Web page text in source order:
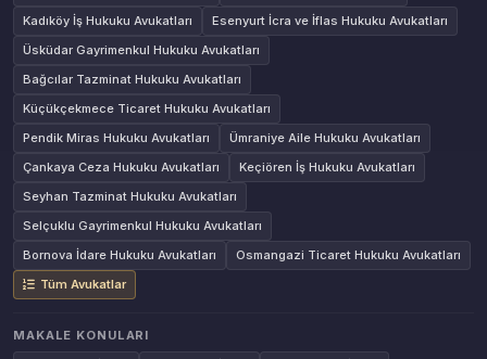
Kadıköy İş Hukuku Avukatları
Esenyurt İcra ve İflas Hukuku Avukatları
Üsküdar Gayrimenkul Hukuku Avukatları
Bağcılar Tazminat Hukuku Avukatları
Küçükçekmece Ticaret Hukuku Avukatları
Pendik Miras Hukuku Avukatları
Ümraniye Aile Hukuku Avukatları
Çankaya Ceza Hukuku Avukatları
Keçiören İş Hukuku Avukatları
Seyhan Tazminat Hukuku Avukatları
Selçuklu Gayrimenkul Hukuku Avukatları
Bornova İdare Hukuku Avukatları
Osmangazi Ticaret Hukuku Avukatları
Tüm Avukatlar
MAKALE KONULARI